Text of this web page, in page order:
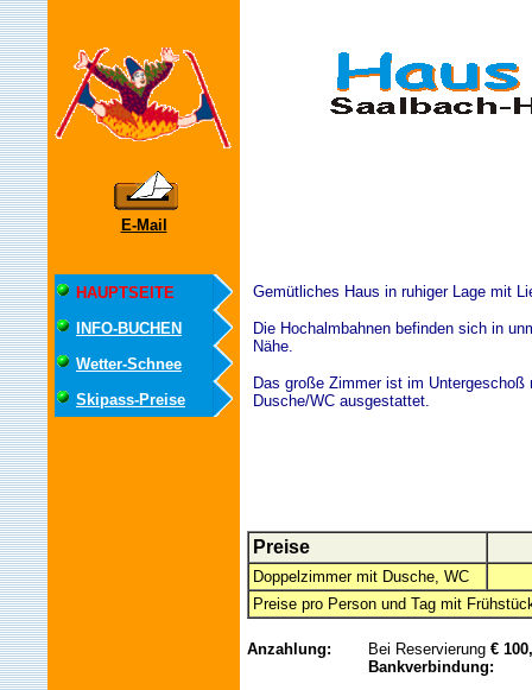
E-Mail
HAUPTSEITE
INFO-BUCHEN
Wetter-Schnee
Skipass-Preise
Gemütliches Haus in ruhiger Lage mit
Die Hochalmbahnen befinden sich in
Nähe.
Das große Zimmer ist im Untergeschoß
Dusche/WC ausgestattet.
Preise
Doppelzimmer mit Dusche, WC
Preise pro Person und Tag mit
Anzahlung: Bei Reservierung € 100
Bankverbindung: